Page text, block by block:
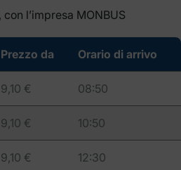
l’impresa MONBUS
Prezzo da Orario di arrivo
9,10 € 08:50
9,10 € 10:50
9,10 € 12:30